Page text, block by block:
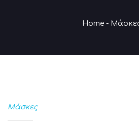
Home-
Μάσκες